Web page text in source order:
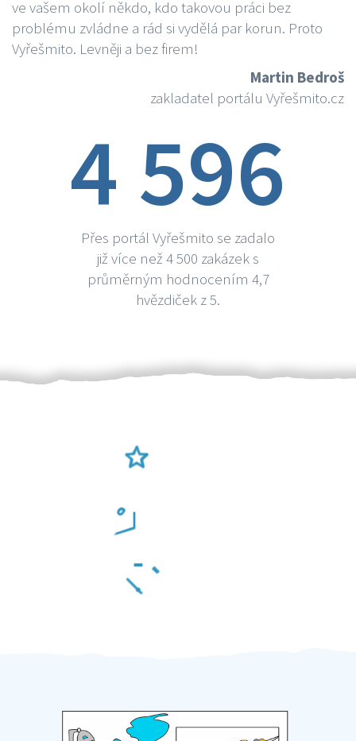
ve vašem okolí někdo, kdo takovou práci bez
problému zvládne a rád si vydělá par korun. Proto
Vyřešmito. Levněji a bez firem!
Martin Bedroš
zakladatel portálu Vyřešmito.cz
4 596
Přes portál Vyřešmito se zadalo
již více než 4 500 zakázek s
průměrným hodnocením 4,7
hvězdiček z 5.